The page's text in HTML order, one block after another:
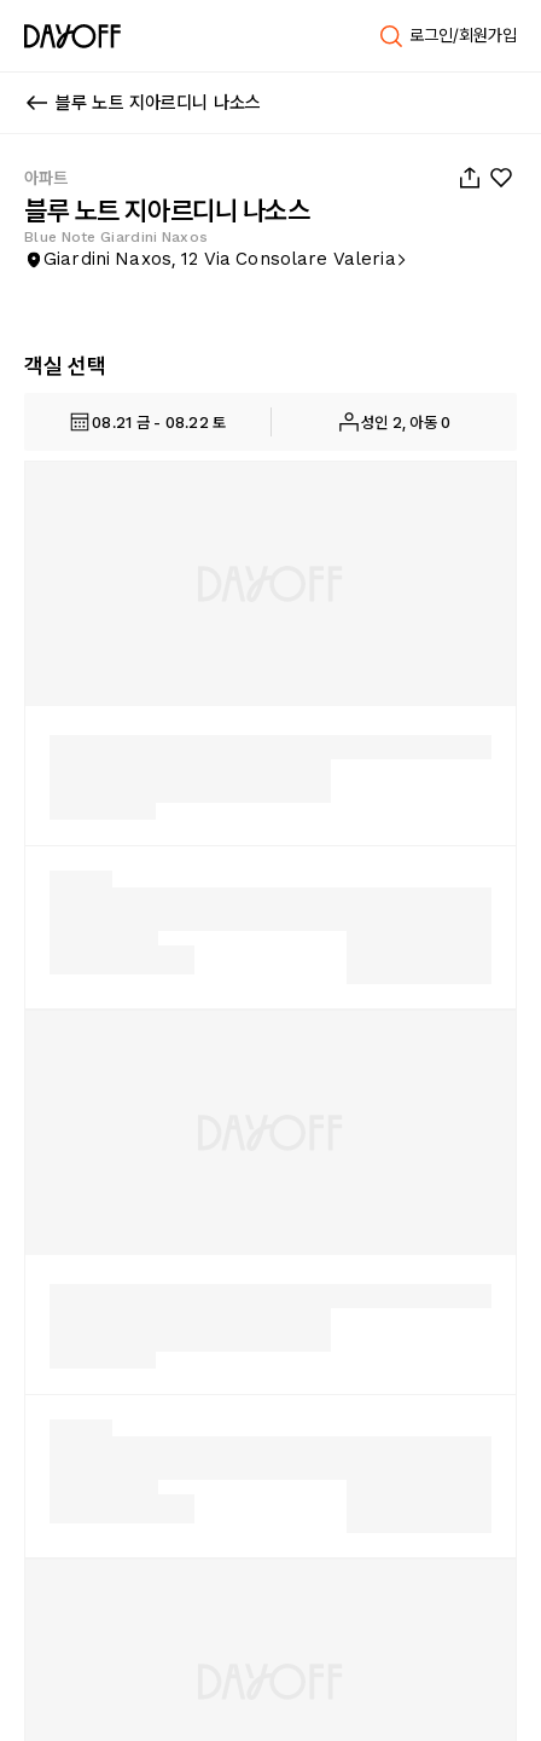
로그인/회원가입
블루 노트 지아르디니 나소스
아파트
블루 노트 지아르디니 나소스
Blue Note Giardini Naxos
Giardini Naxos, 12 Via Consolare Valeria
객실 선택
08.21 금 - 08.22 토 성인 2, 아동 0